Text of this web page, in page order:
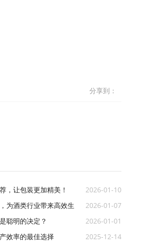
分享到：
2026-01-10
，让包装更加精美！
2026-01-07
为酒类行业带来高效生
2026-01-01
聪明的决定？
2025-12-14
效率的最佳选择